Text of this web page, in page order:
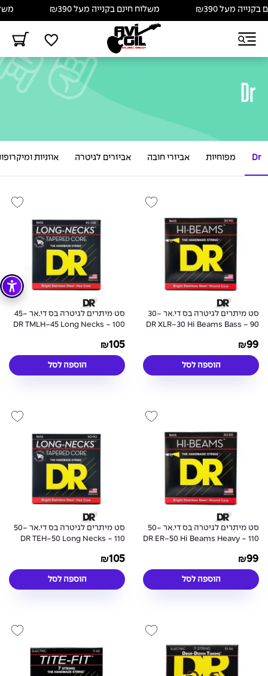
מעל ₪390 משלוח חינם בקנייה מעל ₪390 משלוח
Dr
Dr מפוחיות אביזרי חובה אביזרים לגיטרה אוזניות
סט מיתרים לגיטרה בס די.אר 30-
90 - DR XLR-30 Hi Beams Bass
₪99
הוספה לסל
סט מיתרים לגיטרה בס די.אר 45-
100 - DR TMLH-45 Long Necks
₪105
הוספה לסל
סט מיתרים לגיטרה בס די.אר 50-
110 - DR ER-50 Hi Beams Heavy
₪99
הוספה לסל
סט מיתרים לגיטרה בס די.אר 50-
110 - DR TEH-50 Long Necks
₪105
הוספה לסל